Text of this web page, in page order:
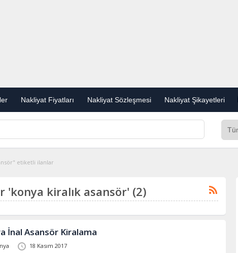
Nakliyat Fiyatları Nakliyat Sözleşmesi Nakliyat Şikayetleri
etiketli ilanlar
'konya kiralık asansör' (2)
İnal Asansör Kiralama
18 Kasım 2017